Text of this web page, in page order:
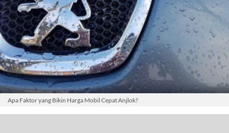
Apa Faktor yang Bikin Harga Mobil Cepat Anjlok?